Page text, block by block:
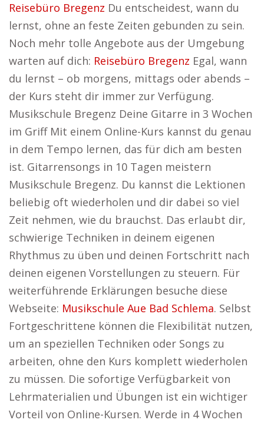
Reisebüro Bregenz Du entscheidest, wann du
lernst, ohne an feste Zeiten gebunden zu sein.
Noch mehr tolle Angebote aus der Umgebung
warten auf dich: Reisebüro Bregenz Egal, wann
du lernst – ob morgens, mittags oder abends –
der Kurs steht dir immer zur Verfügung.
Musikschule Bregenz Deine Gitarre in 3 Wochen
im Griff Mit einem Online-Kurs kannst du genau
in dem Tempo lernen, das für dich am besten
ist. Gitarrensongs in 10 Tagen meistern
Musikschule Bregenz. Du kannst die Lektionen
beliebig oft wiederholen und dir dabei so viel
Zeit nehmen, wie du brauchst. Das erlaubt dir,
schwierige Techniken in deinem eigenen
Rhythmus zu üben und deinen Fortschritt nach
deinen eigenen Vorstellungen zu steuern. Für
weiterführende Erklärungen besuche diese
Webseite: Musikschule Aue Bad Schlema. Selbst
Fortgeschrittene können die Flexibilität nutzen,
um an speziellen Techniken oder Songs zu
arbeiten, ohne den Kurs komplett wiederholen
zu müssen. Die sofortige Verfügbarkeit von
Lehrmaterialien und Übungen ist ein wichtiger
Vorteil von Online-Kursen. Werde in 4 Wochen